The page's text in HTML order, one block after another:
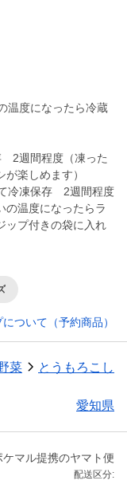
温度になったら冷蔵
2週間程度（凍った
楽しめます）
冷凍保存 2週間程度
温度になったらラ
ップ付きの袋に入れ
ついて（予約商品）
菜 とうもろこし
愛知県
ケマル提携のヤマト便
配送区分: